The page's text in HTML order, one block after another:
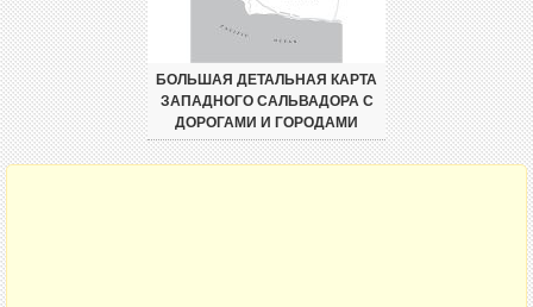
БОЛЬШАЯ ДЕТАЛЬНАЯ КАРТА
ЗАПАДНОГО САЛЬВАДОРА С
ДОРОГАМИ И ГОРОДАМИ